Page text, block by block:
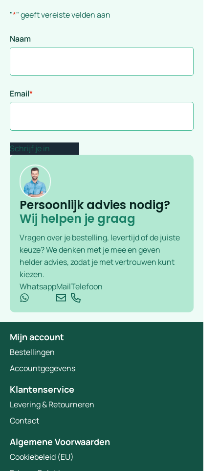
"*" geeft vereiste velden aan
Naam
Email*
Persoonlijk advies nodig?
Wij helpen je graag
Vragen over je bestelling, levertijd of de juiste
keuze? We denken met je mee en geven
helder advies, zodat je met vertrouwen kunt
kiezen.
WhatsappMailTelefoon
Mijn account
Bestellingen
Accountgegevens
Klantenservice
Levering & Retourneren
Contact
Algemene Voorwaarden
Cookiebeleid (EU)